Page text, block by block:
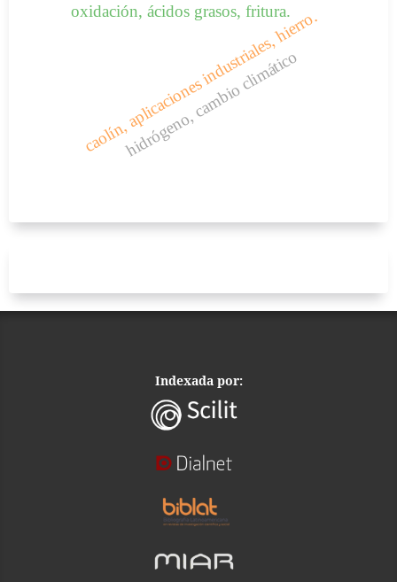
hidrógeno, cambio climático
caolín, aplicaciones industriales, hierro.
oxidación, ácidos grasos, fritura.
Indexada por: